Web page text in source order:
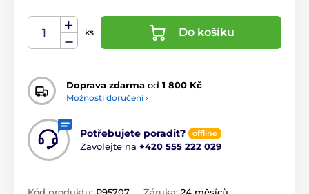
ks Do košíku
Doprava zdarma od 1 800 Kč
Možnosti doručení ›
Potřebujete poradit? offline
Zavolejte na +420 555 222 029